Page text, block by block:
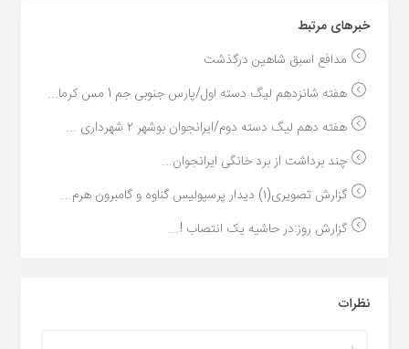
خبر‌های مرتبط
مدافع اسبق شاهین درگذشت
هفته شانزدهم لیگ دسته اول/پارس جنوبی جم 1 مس کرما...
هفته دهم لیگ دسته دوم/ایرانجوان بوشهر ۲ شهرداری ...
چند برداشت از برد خانگی ایرانجوان...
گزارش تصویری(۱) دیدار پرسپولیس گناوه و گامبرون هرم...
گزارش روز:در حاشیه یک انتصاب !...
نظرات